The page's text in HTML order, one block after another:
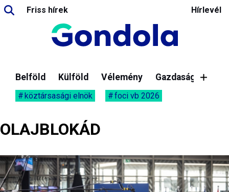
Friss hírek Hírlevél
Belföld Külföld Vélemény Gazdaság
köztársasági elnök foci vb 2026
OLAJBLOKÁD